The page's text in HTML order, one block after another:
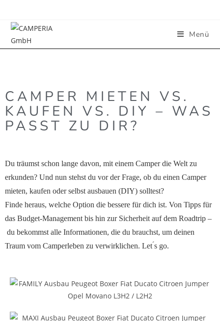
Menü
CAMPER MIETEN VS.
KAUFEN VS. DIY – WAS
PASST ZU DIR?
Du träumst schon lange davon, mit einem Camper die Welt zu
erkunden? Und nun stehst du vor der Frage, ob du einen Camper
mieten, kaufen oder selbst ausbauen (DIY) solltest?
Finde heraus, welche Option die bessere für dich ist. Von Tipps für
das Budget-Management bis hin zur Sicherheit auf dem Roadtrip –
du bekommst alle Informationen, die du brauchst, um deinen
Traum vom Camperleben zu verwirklichen. Let ́s go.